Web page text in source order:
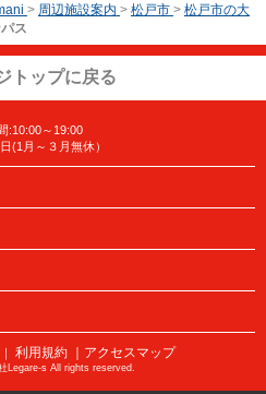
> 周辺施設案内 > 松戸市 > 松戸市の大
ス
トップに戻る
:10:00～19:00
(1月～３月無休）
｜ 利用規約 ｜アクセスマップ
Legare-s All rights reserved.